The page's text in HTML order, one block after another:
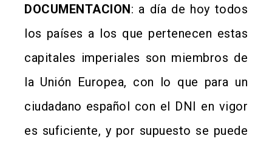
DOCUMENTACION: a día de hoy todos
los países a los que pertenecen estas
capitales imperiales son miembros de
la Unión Europea, con lo que para un
ciudadano español con el DNI en vigor
es suficiente, y por supuesto se puede